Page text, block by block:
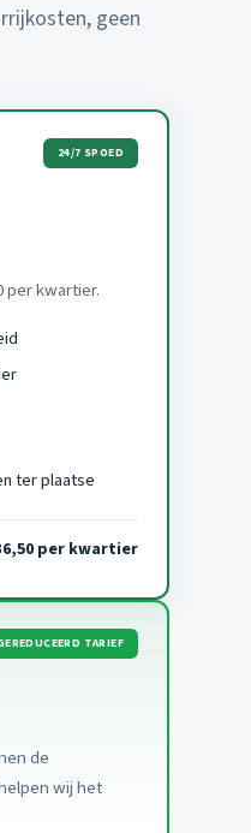
geen
24/7 SPOED
per kwartier.
ter plaatse
per kwartier
TARIEF
de
wij het